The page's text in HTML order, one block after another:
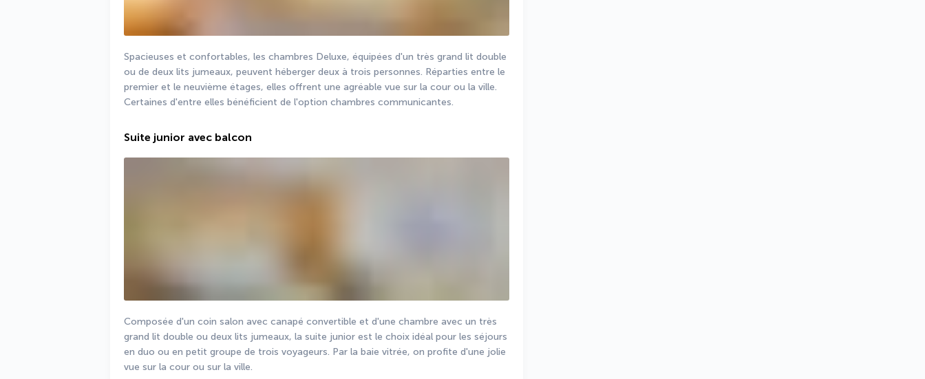
Spacieuses et confortables, les chambres Deluxe, équipées d'un très grand lit double
ou de deux lits jumeaux, peuvent héberger deux à trois personnes. Réparties entre le
premier et le neuvième étages, elles offrent une agréable vue sur la cour ou la ville.
Certaines d'entre elles bénéficient de l'option chambres communicantes.
Suite junior avec balcon
Composée d'un coin salon avec canapé convertible et d'une chambre avec un très
grand lit double ou deux lits jumeaux, la suite junior est le choix idéal pour les séjours
en duo ou en petit groupe de trois voyageurs. Par la baie vitrée, on profite d'une jolie
vue sur la cour ou sur la ville.